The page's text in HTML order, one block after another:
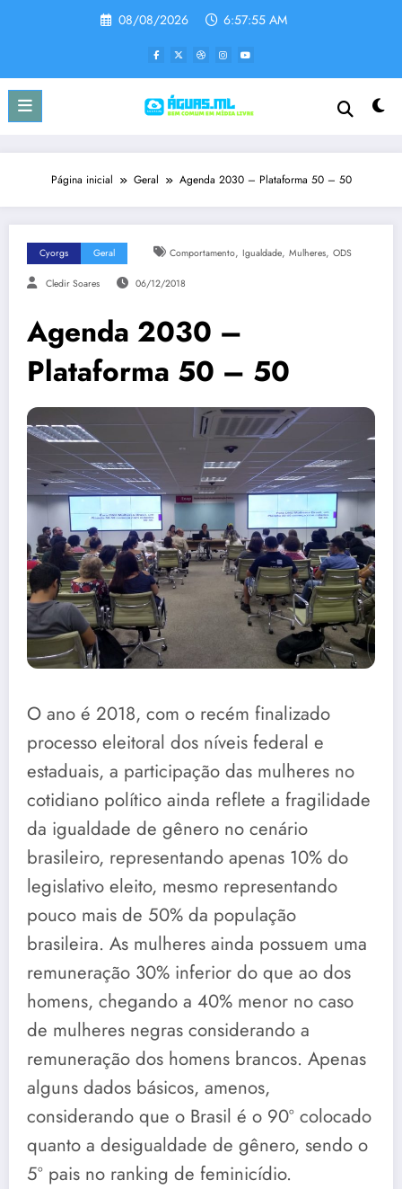
08/08/2026 6:57:56 AM
Página inicial Geral Agenda 2030 – Plataforma 50 – 50
Cyorgs Geral Comportamento, Igualdade, Mulheres, ODS
Cledir Soares 06/12/2018
Agenda 2030 –
Plataforma 50 – 50
O ano é 2018, com o recém finalizado
processo eleitoral dos níveis federal e
estaduais, a participação das mulheres no
cotidiano político ainda reflete a fragilidade
da igualdade de gênero no cenário
brasileiro, representando apenas 10% do
legislativo eleito, mesmo representando
pouco mais de 50% da população
brasileira. As mulheres ainda possuem uma
remuneração 30% inferior do que ao dos
homens, chegando a 40% menor no caso
de mulheres negras considerando a
remuneração dos homens brancos. Apenas
alguns dados básicos, amenos,
considerando que o Brasil é o 90º colocado
quanto a desigualdade de gênero, sendo o
5º pais no ranking de feminicídio.